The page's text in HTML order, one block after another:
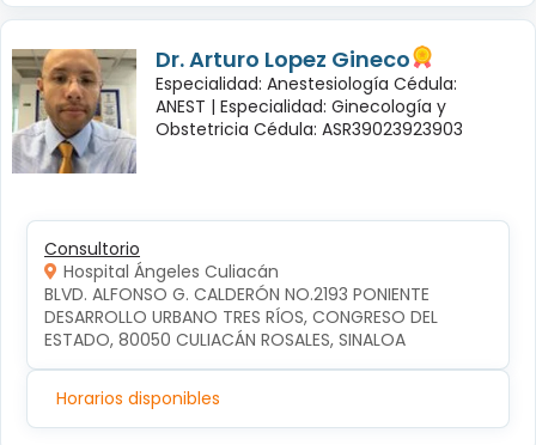
Dr. Arturo Lopez Gineco
Especialidad: Anestesiología Cédula:
ANEST | Especialidad: Ginecología y
Obstetricia Cédula: ASR39023923903
Consultorio
Hospital Ángeles Culiacán
BLVD. ALFONSO G. CALDERÓN NO.2193 PONIENTE
DESARROLLO URBANO TRES RÍOS, CONGRESO DEL
ESTADO, 80050 CULIACÁN ROSALES, SINALOA
Horarios disponibles